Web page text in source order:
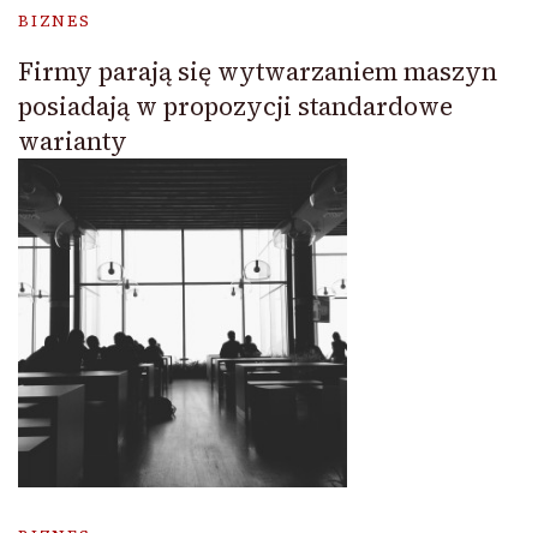
BIZNES
Firmy parają się wytwarzaniem maszyn
posiadają w propozycji standardowe
warianty